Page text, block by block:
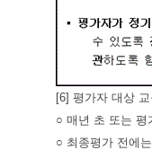
[6] 평가자 대상 교
○ 매년 초 또는 평
○ 최종평가 전에